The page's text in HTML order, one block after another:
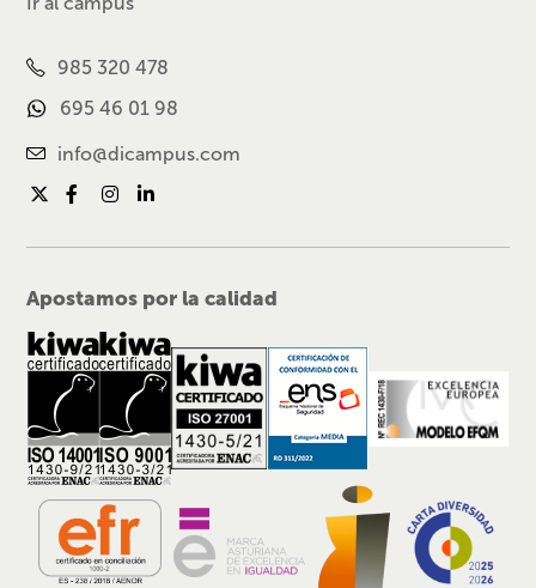
985 320 478
695 46 01 98
info@dicampus.com
Apostamos por la calidad